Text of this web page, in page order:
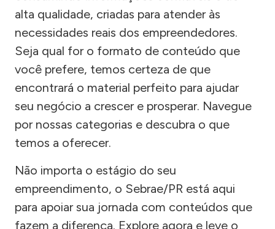
alta qualidade, criadas para atender às
necessidades reais dos empreendedores.
Seja qual for o formato de conteúdo que
você prefere, temos certeza de que
encontrará o material perfeito para ajudar
seu negócio a crescer e prosperar. Navegue
por nossas categorias e descubra o que
temos a oferecer.
Não importa o estágio do seu
empreendimento, o Sebrae/PR está aqui
para apoiar sua jornada com conteúdos que
fazem a diferença. Explore agora e leve o